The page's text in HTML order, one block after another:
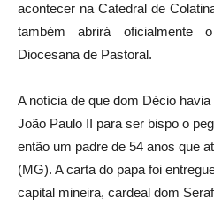
acontecer na Catedral de
também abrirá oficialmente
Diocesana de Pastoral.
A notícia de que dom Décio
João Paulo II para ser bispo o
então um padre de 54 anos que
(MG). A carta do papa foi
capital mineira, cardeal dom